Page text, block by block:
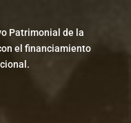
Patrimonial de la
el financiamiento